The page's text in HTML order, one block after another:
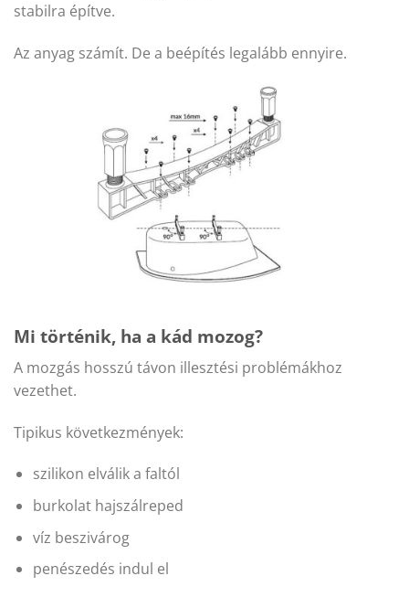
stabilra építve.
Az anyag számít. De a beépítés legalább ennyire.
Mi történik, ha a kád mozog?
A mozgás hosszú távon illesztési problémákhoz
vezethet.
Tipikus következmények:
szilikon elválik a faltól
burkolat hajszálreped
víz beszivárog
penészedés indul el